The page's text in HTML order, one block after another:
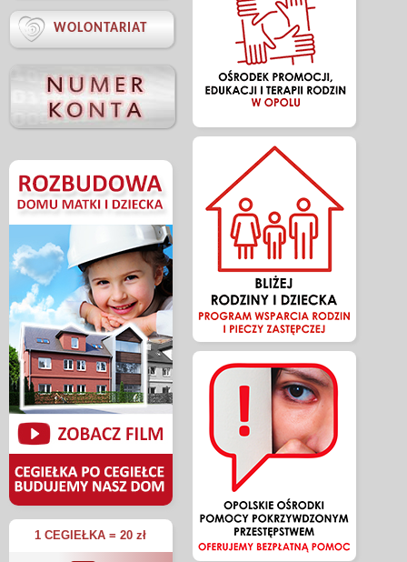
 WOLONTARIAT
1 CEGIEŁKA = 20 zł